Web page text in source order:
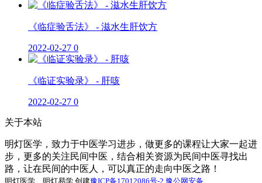
《临症验舌法》 - 滋水生肝饮方
2022-02-27 0
《临证实验录》 - 肝咳
2022-02-27 0
关于本站
明灯医学，致力于中医学习进步，做更多的课程让大家一起进
步，更多的关注民间中医，结合相关资源为民间中医寻找出
路，让在民间的中医人，可以真正的走向中医之路！
明灯医学、明灯易学 创建豫ICP备17012086号-2 豫公网安备